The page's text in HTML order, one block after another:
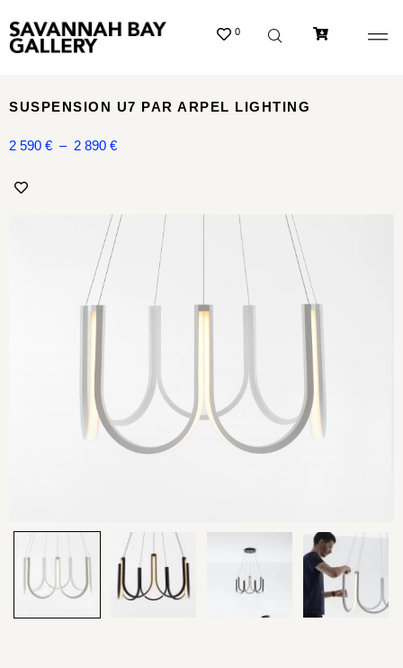
0
SUSPENSION U7 PAR ARPEL LIGHTING
2 590 € – 2 890 €